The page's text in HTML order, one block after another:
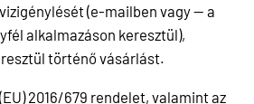
(e-mailben vagy — a
alkalmazáson keresztül),
történő vásárlást.
2016/679 rendelet, valamint az